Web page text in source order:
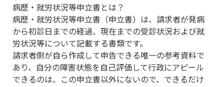
病歴・就労状況等申立書とは？
病歴・就労状況等申立書（申立書）は、請求者が発病
から初診日までの経過、現在までの受診状況および就
労状況等について記載する書類です。
請求者側が自ら作成して申告できる唯一の参考資料で
あり、自分の障害状態を自己評価して行政にアピール
できるのは、この申立書以外にないので、できるだけ